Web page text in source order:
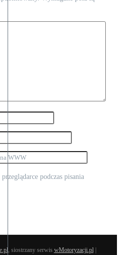
podczas pisania
, siostrzany serwis wMotoryzacji.pl|